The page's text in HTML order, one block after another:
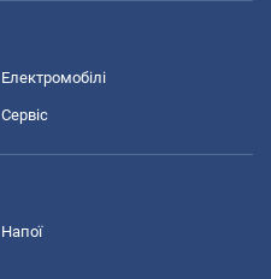
Електромобілі
Сервіс
Напої